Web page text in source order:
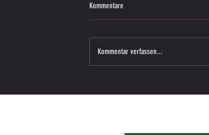
Kommentare
Kommentar verfassen...